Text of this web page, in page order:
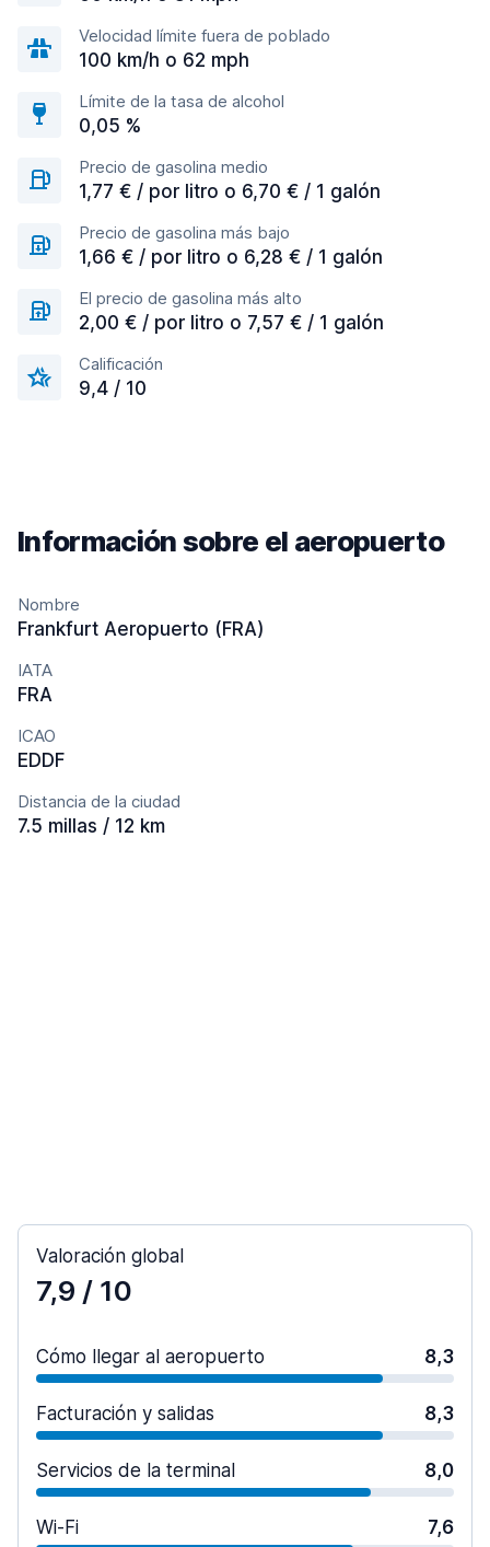
Velocidad límite fuera de poblado
100 km/h o 62 mph
Límite de la tasa de alcohol
0,05 %
Precio de gasolina medio
1,77 € / por litro o 6,70 € / 1 galón
Precio de gasolina más bajo
1,66 € / por litro o 6,28 € / 1 galón
El precio de gasolina más alto
2,00 € / por litro o 7,57 € / 1 galón
Calificación
9,4 / 10
Información sobre el aeropuerto
Nombre
Frankfurt Aeropuerto (FRA)
IATA
FRA
ICAO
EDDF
Distancia de la ciudad
7.5 millas / 12 km
Valoración global
7,9 / 10
Cómo llegar al aeropuerto 8,3
Facturación y salidas 8,3
Servicios de la terminal 8,0
Wi-Fi 7,6